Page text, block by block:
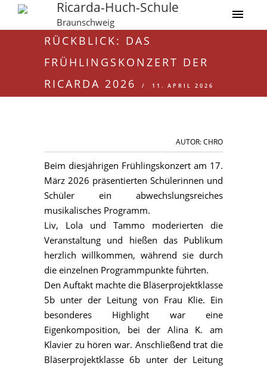
Ricarda-Huch-Schule
Braunschweig
RÜCKBLICK: DAS
FRÜHLINGSKONZERT DER
RICARDA 2026
11. APRIL 2026
AUTOR: CHRO
Beim diesjährigen Frühlingskonzert am 17.
März 2026 präsentierten Schülerinnen und
Schüler ein abwechslungsreiches
musikalisches Programm.
Liv, Lola und Tammo moderierten die
Veranstaltung und hießen das Publikum
herzlich willkommen, während sie durch
die einzelnen Programmpunkte führten.
Den Auftakt machte die Bläserprojektklasse
5b unter der Leitung von Frau Klie. Ein
besonderes Highlight war eine
Eigenkomposition, bei der Alina K. am
Klavier zu hören war. Anschließend trat die
Bläserprojektklasse 6b unter der Leitung